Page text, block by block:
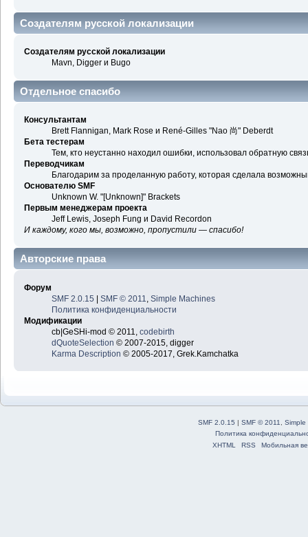
Создателям русской локализации
Создателям русской локализации
Mavn, Digger и Bugo
Отдельное спасибо
Консультантам
Brett Flannigan, Mark Rose и René-Gilles "Nao 尚" Deberdt
Бета тестерам
Тем, кто неустанно находил ошибки, использовал обратную
Переводчикам
Благодарим за проделанную работу, которая сделала
Основателю SMF
Unknown W. "[Unknown]" Brackets
Первым менеджерам проекта
Jeff Lewis, Joseph Fung и David Recordon
И каждому, кого мы, возможно, пропустили — спасибо!
Авторские права
Форум
SMF 2.0.15 | SMF © 2011
Simple Machines
Политика конфиденциальности
Модификации
cb|GeSHi-mod © 2011, codebirth
dQuoteSelection © 2007-2015, digger
Karma Description © 2005-2017, Grek.Kamchatka
SMF 2.0.15 | SMF © 2011
Simple
Политика
XHTML
RSS Мобильная